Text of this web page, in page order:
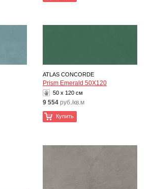
ATLAS CONCORDE
Prism Emerald 50X120
50 x 120 см
9 554 руб./кв.м
Купить